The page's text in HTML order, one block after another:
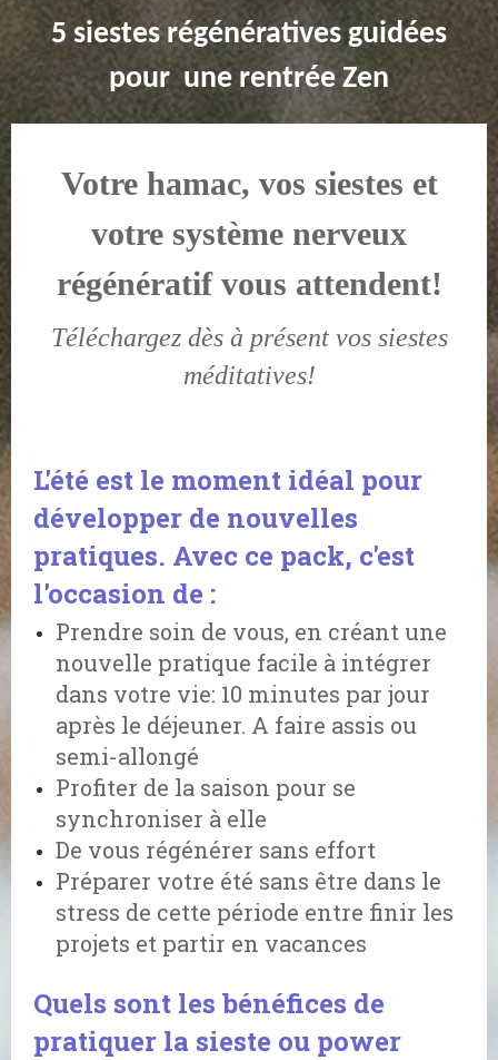
5 siestes régénératives guidées
pour une rentrée Zen
Votre hamac, vos siestes et
votre système nerveux
régénératif vous attendent!
Téléchargez dès à présent vos siestes
méditatives!
L'été est le moment idéal pour
développer de nouvelles
pratiques. Avec ce pack, c'est
l'occasion de :
Prendre soin de vous, en créant une
nouvelle pratique facile à intégrer
dans votre vie: 10 minutes par jour
après le déjeuner. A faire assis ou
semi-allongé
Profiter de la saison pour se
synchroniser à elle
De vous régénérer sans effort
Préparer votre été sans être dans le
stress de cette période entre finir les
projets et partir en vacances
Quels sont les bénéfices de
pratiquer la sieste ou power